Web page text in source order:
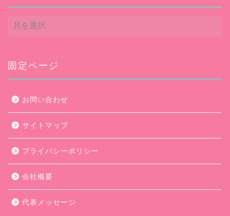
ア
ー
ブ
固定ページ
お問い合わせ
サイトマップ
プライバシーポリシー
会社概要
代表メッセージ